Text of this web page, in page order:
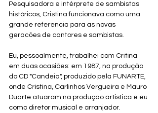
Pesquisadora e intérprete de sambistas
históricos, Cristina funcionava como uma
grande referencia para as novas
geracões de cantores e sambistas.
Eu, pessoalmente, trabalhei com Critina
em duas ocasiões: em 1987, na produção
do CD "Candeia", produzido pela FUNARTE,
onde Cristina, Carlinhos Vergueira e Mauro
Duarte atuaram na produçao artistica e eu
como diretor musical e arranjador.